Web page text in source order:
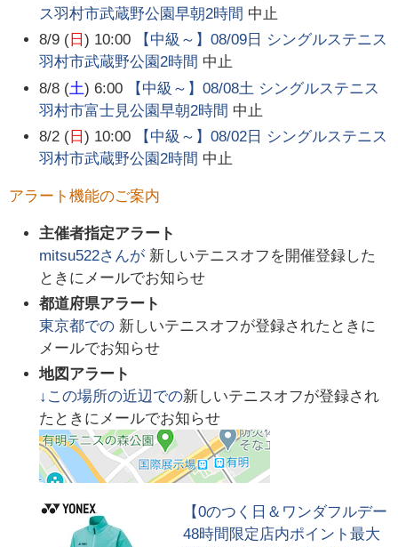
ス羽村市武蔵野公園早朝2時間 中止
8/9 ( 日) 10:00
【中級～】08/09日 シングルステニス
羽村市武蔵野公園2時間 中止
8/8 (土) 6:00
【中級～】08/08土 シングルステニス
羽村市富士見公園早朝2時間 中止
8/2 ( 日) 10:00
【中級～】08/02日 シングルステニス
羽村市武蔵野公園2時間 中止
アラート機能のご案内
主催者指定アラート
mitsu522さんが 新しいテニスオフを開催登録した
ときにメールでお知らせ
都道府県アラート
東京都での 新しいテニスオフが登録されたときに
メールでお知らせ
地図アラート
↓この場所の近辺での新しいテニスオフが登録され
たときにメールでお知らせ
【0のつく日＆ワンダフルデー
48時間限定店内ポイント最大